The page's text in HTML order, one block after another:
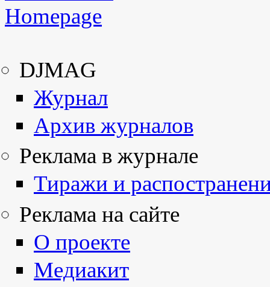
DJMAG
Журнал
Архив журналов
Реклама в журнале
Тиражи и
Реклама на сайте
О проекте
Медиакит